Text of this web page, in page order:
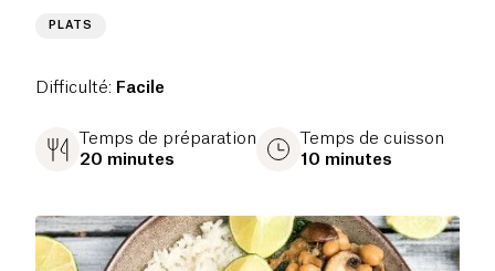
PLATS
Difficulté: Facile
Temps de préparation
20 minutes
Temps de cuisson
10 minutes